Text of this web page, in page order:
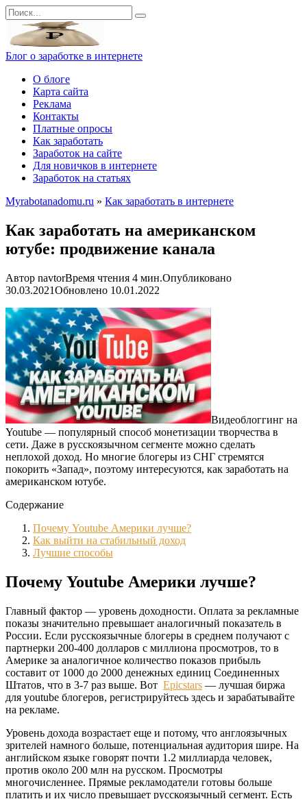
Перейти
к
контенту
Search
for:
Блог о заработке в интернете
О блоге
Карта сайта
Реклама
Контакты
Платные опросы
Как заработать
Заработок на сайте
Для новичков в интернете
Заработок на статьях
Myrabotanadomu.ru » Как заработать в интернете
Как заработать на американском
ютубе: продвижение канала
Автор navtorВремя чтения 4 мин.Опубликовано
30.03.2021Обновлено 10.01.2022
Видеоблоггинг на
Youtube — популярный способ монетизации творчества в
сети. Даже в русскоязычном сегменте можно сделать
неплохой доход. Но многие блогеры из СНГ стремятся
покорить «Запад», поэтому интересуются, как заработать на
американском ютубе.
Содержание
Почему Youtube Америки лучше?
Как выйти на стабильный доход
Лучшие способы
Почему Youtube Америки лучше?
Главный фактор — уровень доходности. Оплата за рекламные
показы значительно превышает аналогичный показатель в
России. Если русскоязычные блогеры в среднем получают с
партнерки 200-400 долларов с миллиона просмотров, то в
Америке за аналогичное количество показов прибыль
составит от 1000 до 2000 денежных единиц Соединенных
Штатов, что в 3-7 раз выше. Вот Epicstars — лучшая биржа
для youtube блогеров, регистрируйтесь здесь и зарабатывайте
на рекламе.
Уровень дохода возрастает еще и потому, что англоязычных
зрителей намного больше, потенциальная аудитория шире. На
английском языке говорят почти 1.2 миллиарда человек,
против около 200 млн на русском. Просмотры
многочисленнее. Прямые рекламодатели готовы больше
платить и их число превышает русскоязычный сегмент. Есть